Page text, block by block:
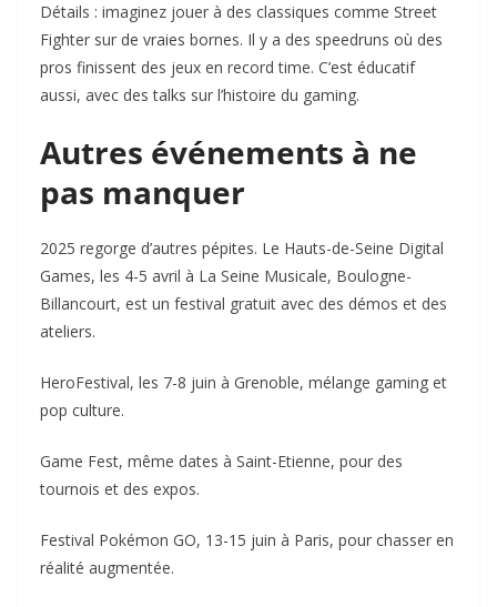
Détails : imaginez jouer à des classiques comme Street
Fighter sur de vraies bornes. Il y a des speedruns où des
pros finissent des jeux en record time. C’est éducatif
aussi, avec des talks sur l’histoire du gaming.
Autres événements à ne
pas manquer
2025 regorge d’autres pépites. Le Hauts-de-Seine Digital
Games, les 4-5 avril à La Seine Musicale, Boulogne-
Billancourt, est un festival gratuit avec des démos et des
ateliers.
HeroFestival, les 7-8 juin à Grenoble, mélange gaming et
pop culture.
Game Fest, même dates à Saint-Etienne, pour des
tournois et des expos.
Festival Pokémon GO, 13-15 juin à Paris, pour chasser en
réalité augmentée.